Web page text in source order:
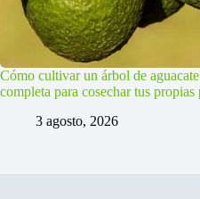
Cómo cultivar un árbol de
completa para cosechar tus propias
3 agosto, 2026